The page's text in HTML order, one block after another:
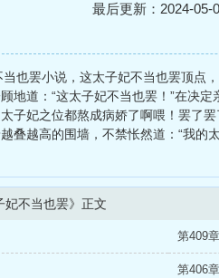
最后更新：2024-05-
也罢小说，这太子妃不当也罢顶点
道：“这太子妃不当也罢！”在决
妃之位都熬成病娇了啊喂！罢了
叠越高的围墙，不禁怅然道：“我的
妃不当也罢》正文
第409
第406